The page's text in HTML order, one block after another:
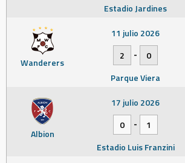
Estadio Jardines
Wanderers
11 julio 2026
2
-
0
Parque Viera
Albion
17 julio 2026
0
-
1
Estadio Luis Franzini